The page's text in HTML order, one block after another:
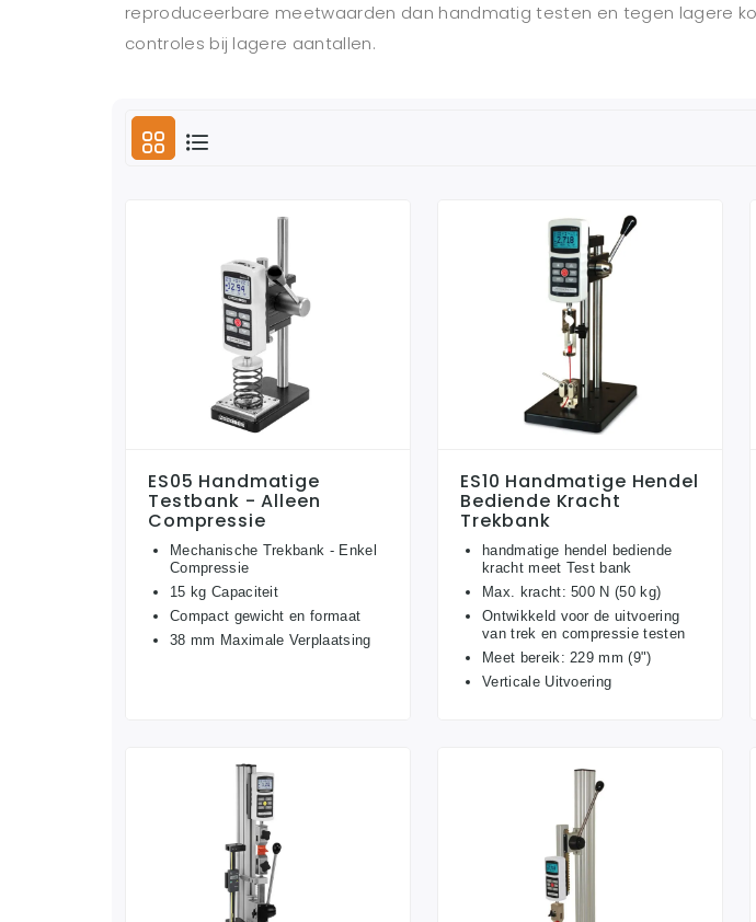
reproduceerbare meetwaarden dan handmatig testen en tegen lagere
controles bij lagere aantallen.
ES05 Handmatige
Testbank - Alleen
Compressie
Mechanische Trekbank - Enkel
Compressie
15 kg Capaciteit
Compact gewicht en formaat
38 mm Maximale Verplaatsing
ES10 Handmatige Hendel
Bediende Kracht
Trekbank
handmatige hendel bediende
kracht meet Test bank
Max. kracht: 500 N (50 kg)
Ontwikkeld voor de uitvoering
van trek en compressie testen
Meet bereik: 229 mm (9")
Verticale Uitvoering